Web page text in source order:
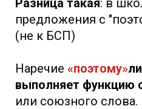
предложения с
(не к БСП)
Наречие «поэтому»
выполняет функцию
или союзного слова.